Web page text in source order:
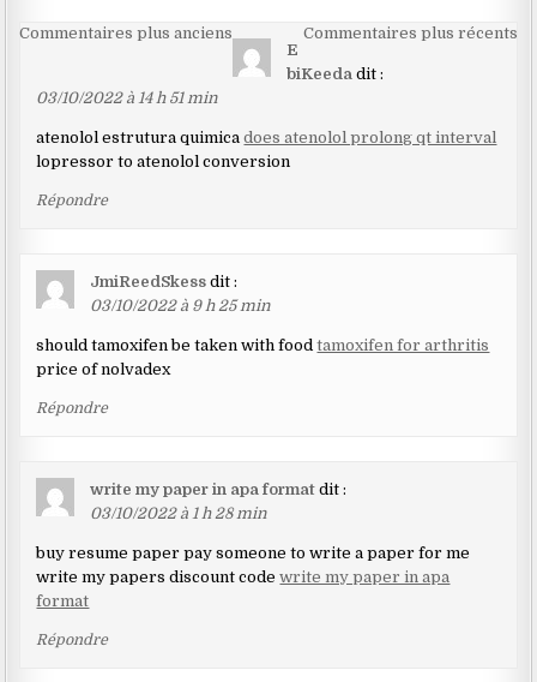
Navigation
les
commentaires
Commentaires plus anciens
Commentaires plus récents
E
biKeeda dit :
03/10/2022 à 14 h 51 min
atenolol estrutura quimicadoes atenolol prolong qt interval
lopressor to atenolol conversion
Répondre
JmiReedSkess dit :
03/10/2022 à 9 h 25 min
should tamoxifen be taken with foodtamoxifen for arthritis
price of nolvadex
Répondre
write my paper in apa format dit :
03/10/2022 à 1 h 28 min
buy resume paper pay someone to write a paper for me
write my papers discount codewrite my paper in apa
format
Répondre